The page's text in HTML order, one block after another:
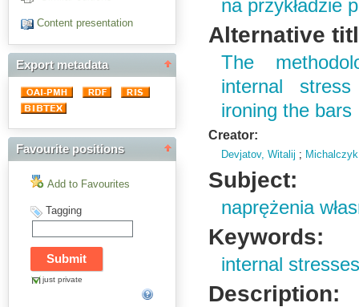
Content presentation
Export metadata
Favourite positions
Add to Favourites
Tagging
just private
na przykładzie
Alternative
The
internal
ironing the bars
Creator:
Devjatov, Witalij ;
Subject:
naprężenia
Keywords:
internal
Description: